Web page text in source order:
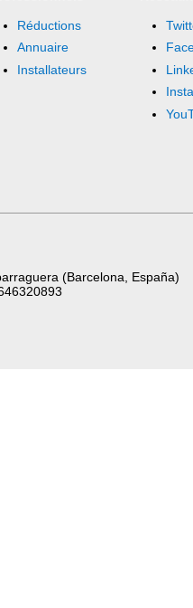
Réductions
Annuaire
Installateurs
(Barcelona, España)